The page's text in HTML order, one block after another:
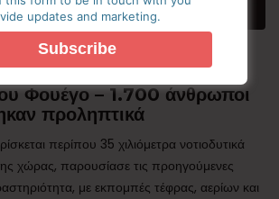
ύφεση η δραστηριότητα
Φουέγο – 1.700 άνθρωποι
προληπτικά
περίπου 35 χιλιόμετρα νοτιοδυτικά
χώρας, παρουσίασε τις προηγούμενες
με εκπομπές τέφρας, αερίων και
updates and marketing.